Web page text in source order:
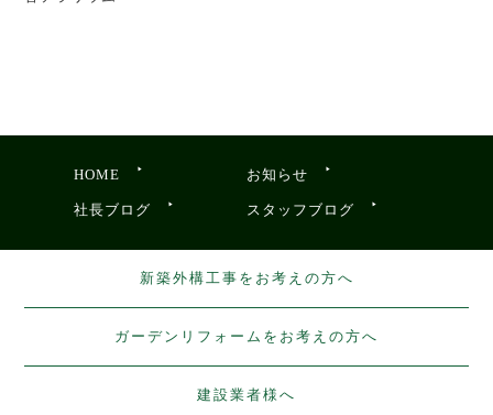
HOME お知らせ
社長ブログ スタッフブログ
新築外構工事をお考えの方へ
ガーデンリフォームをお考えの方へ
建設業者様へ